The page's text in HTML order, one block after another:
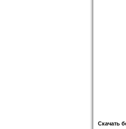
Скачать